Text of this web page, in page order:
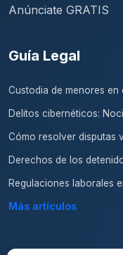
Anúnciate GRATIS
Guía Legal
Custodia de menores en
Delitos cibernéticos:
Cómo resolver disputas
Derechos de los
Regulaciones laborales
Más artículos